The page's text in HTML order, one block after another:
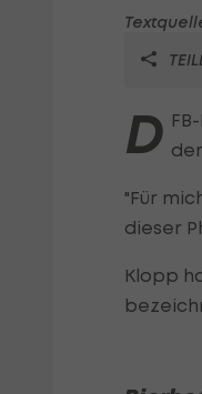
D
"Für
dieser
Klopp